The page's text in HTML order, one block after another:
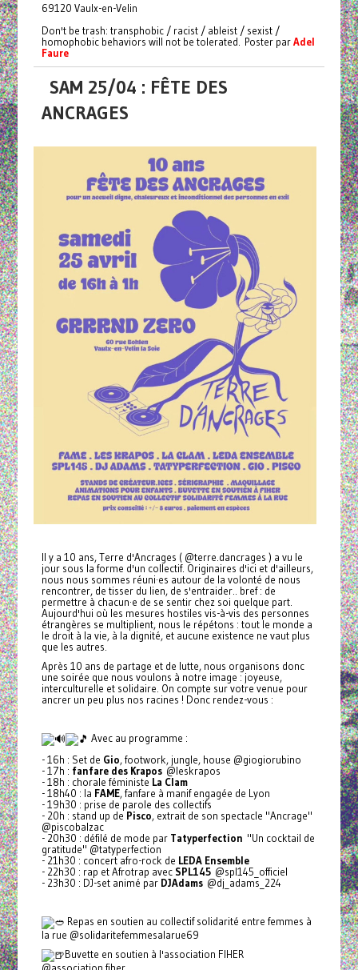
69120 Vaulx-en-Velin
Don't be trash: transphobic / racist / ableist / sexist /
homophobic behaviors will not be tolerated. Poster parAdel
Faure
SAM 25/04 : FÊTE DES
ANCRAGES
Il y a 10 ans, Terre d'Ancrages ( @terre.dancrages ) a vu le
jour sous la forme d'un collectif. Originaires d'ici et d'ailleurs,
nous nous sommes réuni·es autour de la volonté de nous
rencontrer, de tisser du lien, de s'entraider.. bref : de
permettre à chacun·e de se sentir chez soi quelque part.
Aujourd'hui où les mesures hostiles vis-à-vis des personnes
étrangères se multiplient, nous le répétons : tout le monde a
le droit à la vie, à la dignité, et aucune existence ne vaut plus
que les autres.
Après 10 ans de partage et de lutte, nous organisons donc
une soirée que nous voulons à notre image : joyeuse,
interculturelle et solidaire. On compte sur votre venue pour
ancrer un peu plus nos racines ! Donc rendez-vous :
Avec au programme :
- 16h : Set de Gio, footwork, jungle, house @giogiorubino
- 17h : fanfare des Krapos@leskrapos
- 18h : chorale féministe La Clam
- 18h40 : la FAME, fanfare à manif engagée de Lyon
- 19h30 : prise de parole des collectifs
- 20h : stand up de Pisco, extrait de son spectacle "Ancrage"
@piscobalzac
- 20h30 : défilé de mode par Tatyperfection "Un cocktail de
gratitude" @tatyperfection
- 21h30 : concert afro-rock de LEDA Ensemble
- 22h30 : rap et Afrotrap avec SPL145@spl145_officiel
- 23h30 : DJ-set animé par DJAdams@dj_adams_224
Repas en soutien au collectif solidarité entre femmes à
la rue @solidaritefemmesalarue69
Buvette en soutien à l'association FIHER
@association.fiher